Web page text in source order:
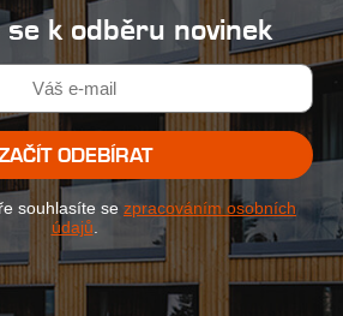
k odběru novinek
ODEBÍRAT
souhlasíte se zpracováním osobních
údajů